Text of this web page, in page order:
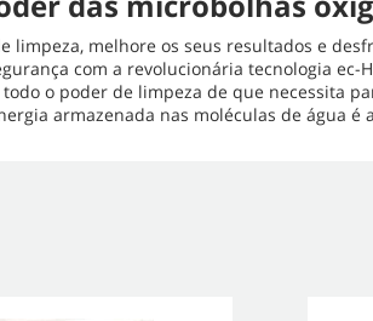
limpeza, melhore os seus resultados e
com a revolucionária tecnologia ec-
o poder de limpeza de que necessita
armazenada nas moléculas de água é